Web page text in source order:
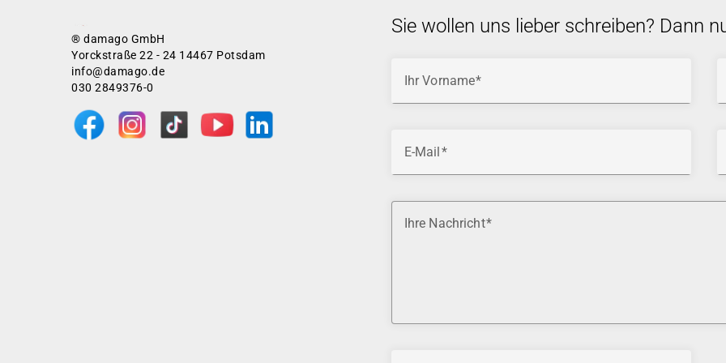
® damago GmbH
Yorckstraße 22 - 24 14467 Potsdam
info@damago.de
030 2849376-0
Sie wollen uns lieber schreiben? Dann
Ihr Vorname
E-Mail
Ihre Nachricht